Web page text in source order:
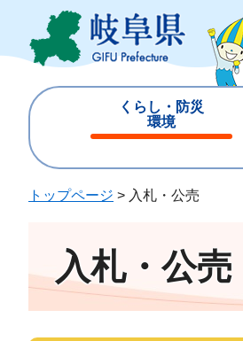
ジ
ュ
くらし・防災
環境
じ
トップページ > 入札・公売
入札・公売